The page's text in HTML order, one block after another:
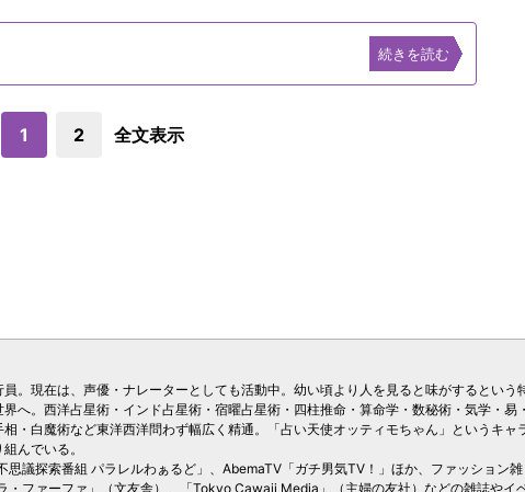
続きを読む
1 2 全文表示
。現在は、声優・ナレーターとしても活動中。幼い頃より人を見ると味がするという
へ。西洋占星術・インド占星術・宿曜占星術・四柱推命・算命学・数秘術・気学・易・
・白魔術など東洋西洋問わず幅広く精通。「占い天使オッティモちゃん」というキャ
んでいる。
思議探索番組 パラレルわぁるど」、AbemaTV「ガチ男気TV！」ほか、ファッション雑
・ファーファ」（文友舎）、「Tokyo Cawaii Media」（主婦の友社）などの雑誌やイ